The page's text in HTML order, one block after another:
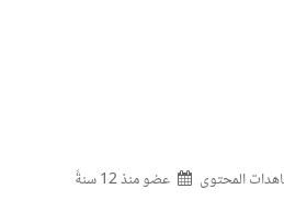
عضو منذ12 سنةً